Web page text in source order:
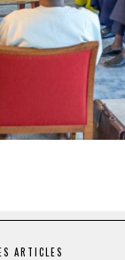
ARTICLES